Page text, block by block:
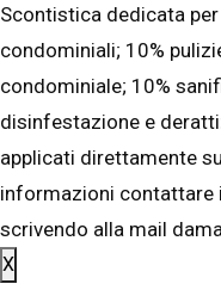
Scontistica dedicata
condominiali; 10%
condominiale; 10%
disinfestazione e
applicati direttamente
informazioni contattare
scrivendo alla mail
X